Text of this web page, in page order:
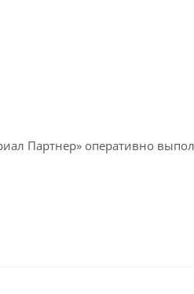
Партнер» оперативно